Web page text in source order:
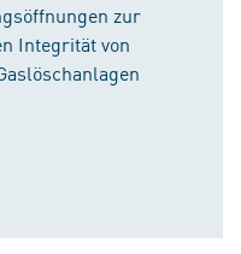
zur
Integrität von